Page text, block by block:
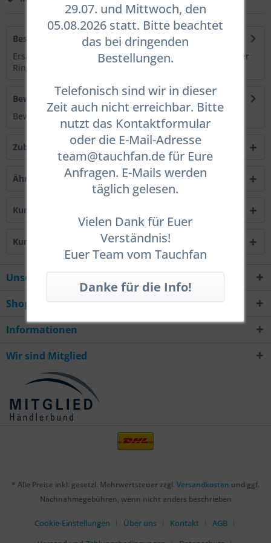
Beschreibung
Ersatzteil: Thenar O-Ring für Heavy Duty Manschetten Der
Ring mit einem geringeren...
mehr
Bewertungen
0
Bewertungen lesen, schreiben und diskutieren...
Zubehör
Ähnliche Artikel
Kunden kauften auch
Kunden haben sich ebenfalls angesehen
29.07. und Mittwoch, den
05.08.2026 statt. Bitte beachtet
das bei dringenden
Bestellungen.
Telefonisch sind wir in dieser
Zeit auch nicht erreichbar. Bitte
nutzt das Kontaktformular
oder die E-Mail-Adresse
team@tauchfan.de für Eure
Anfragen. E-Mails werden
täglich gelesen.
Vielen Dank für Euer
Verständnis!
Euer Team vom Tauchfan
Unsere Hotline
Shop Service
Informationen
Wir sind Mitglied
* Alle Preise inkl. gesetzl. Mehrwertsteuer zzgl. Versandkosten und ggf.
Nachnahmegebühren, wenn nicht anders beschrieben
Cookie-Einstellungen Über uns Kontakt
AGB